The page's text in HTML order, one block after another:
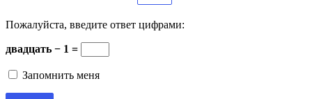
Пожалуйста, введите ответ цифрами:
двадцать − 1 =
Запомнить меня